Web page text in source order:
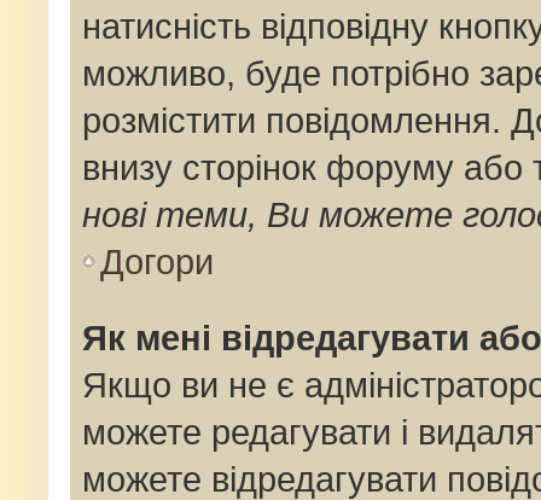
натисність відповідну
можливо, буде потрібно
розмістити повідомлення.
внизу сторінок форуму або
нові теми, Ви можете
Догори
Як мені відредагувати
Якщо ви не є
можете редагувати і
можете відредагувати